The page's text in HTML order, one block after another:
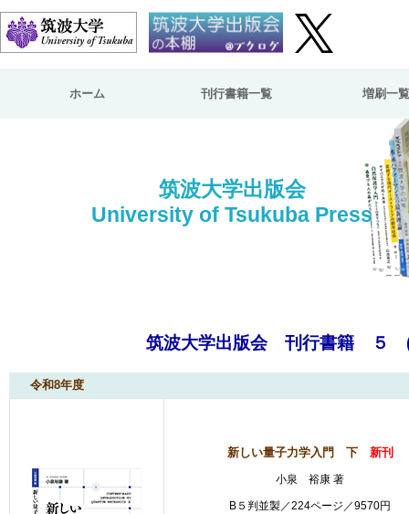
筑波大学出版会
University of Tsukuba Press
ホーム 刊行書籍一覧 増刷一覧
筑波大学出版会 刊行書籍
令和8年度
新しい量子力学入門 下新刊
小泉 裕康 著
B５判並製／224ページ／9570円